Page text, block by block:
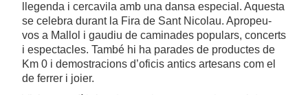
llegenda i cercavila amb una dansa especial. Aquesta
se celebra durant la Fira de Sant Nicolau. Apropeu-
vos a Mallol i gaudiu de caminades populars, concerts
i espectacles. També hi ha parades de productes de
Km 0 i demostracions d’oficis antics artesans com el
de ferrer i joier.